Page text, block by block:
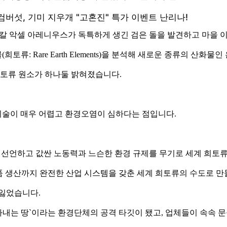
악셀 아레니우스가 독특하게 생긴 검은 돌을 발견하고 마을
토류: Rare Earth Elements)을 분석해 새로운 종류의 산화물
류 원소가 하나둘 밝혀졌습니다.
이 매우 어렵고 환경오염이 심하다는 점입니다.
언하고 값싼 노동력과 느슨한 환경 규제를 무기로 세계 희토
산까지 완전한 산업 시스템을 갖춘 세계 희토류의 수도로 만
었습니다.
는 땅`이라는 환경단체의 공격 타깃이 됐고, 업체들이 속속